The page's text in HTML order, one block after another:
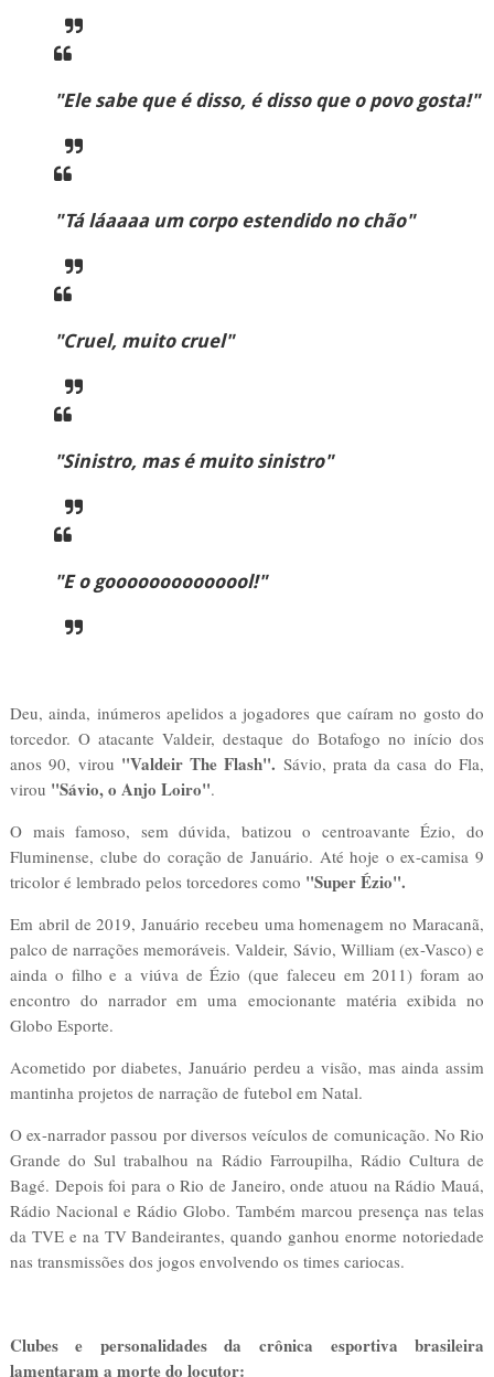
"Ele sabe que é disso, é disso que o povo gosta!"
"Tá láaaaa um corpo estendido no chão"
"Cruel, muito cruel"
"Sinistro, mas é muito sinistro"
"E o goooooooooooool!"
Deu, ainda, inúmeros apelidos a jogadores que caíram no gosto do
torcedor. O atacante Valdeir, destaque do Botafogo no início dos
anos 90, virou "Valdeir The Flash". Sávio, prata da casa do Fla,
virou "Sávio, o Anjo Loiro".
O mais famoso, sem dúvida, batizou o centroavante Ézio, do
Fluminense, clube do coração de Januário. Até hoje o ex-camisa 9
tricolor é lembrado pelos torcedores como "Super Ézio".
Em abril de 2019, Januário recebeu uma homenagem no Maracanã,
palco de narrações memoráveis. Valdeir, Sávio, William (ex-Vasco) e
ainda o filho e a viúva de Ézio (que faleceu em 2011) foram ao
encontro do narrador em uma emocionante matéria exibida no
Globo Esporte.
Acometido por diabetes, Januário perdeu a visão, mas ainda assim
mantinha projetos de narração de futebol em Natal.
O ex-narrador passou por diversos veículos de comunicação. No Rio
Grande do Sul trabalhou na Rádio Farroupilha, Rádio Cultura de
Bagé. Depois foi para o Rio de Janeiro, onde atuou na Rádio Mauá,
Rádio Nacional e Rádio Globo. Também marcou presença nas telas
da TVE e na TV Bandeirantes, quando ganhou enorme notoriedade
nas transmissões dos jogos envolvendo os times cariocas.
Clubes e personalidades da crônica esportiva brasileira
lamentaram a morte do locutor: